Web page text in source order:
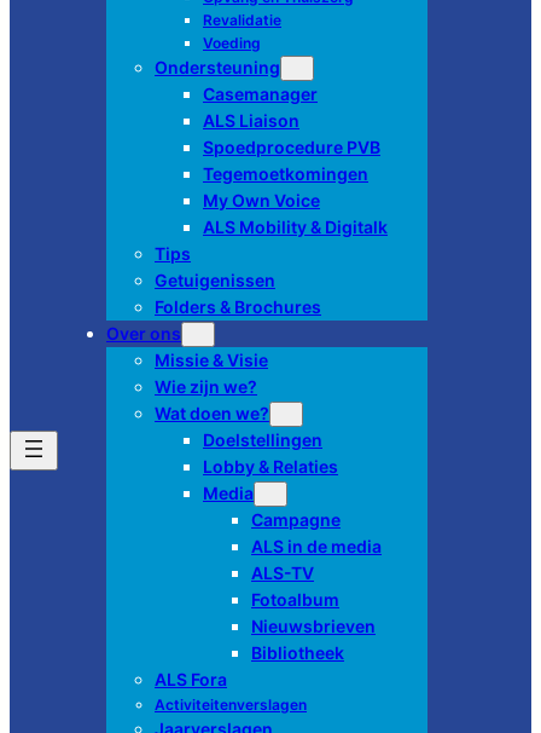
Revalidatie
Voeding
Ondersteuning
Casemanager
ALS Liaison
Spoedprocedure PVB
Tegemoetkomingen
My Own Voice
ALS Mobility & Digitalk
Tips
Getuigenissen
Folders & Brochures
Over ons
Missie & Visie
Wie zijn we?
Wat doen we?
Doelstellingen
Lobby & Relaties
Media
Campagne
ALS in de media
ALS-TV
Fotoalbum
Nieuwsbrieven
Bibliotheek
ALS Fora
Activiteitenverslagen
Jaarverslagen